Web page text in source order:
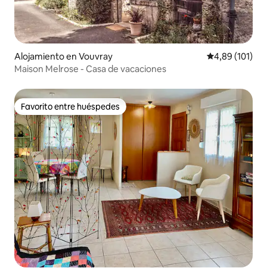
Alojamiento en Vouvray Calificación
4,89 (101)
Maison Melrose - Casa de vacaciones
Favorito entre huéspedes
Favorito entre huéspedes